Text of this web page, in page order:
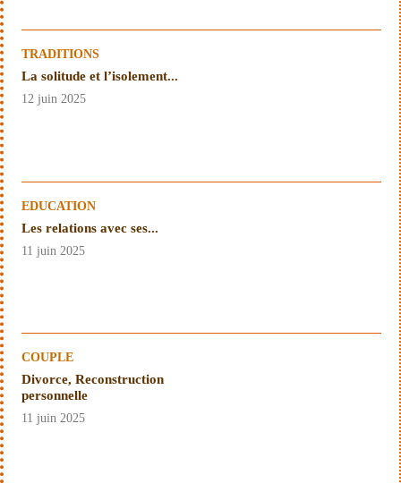
TRADITIONS
La solitude et l’isolement...
12 juin 2025
EDUCATION
Les relations avec ses...
11 juin 2025
COUPLE
Divorce, Reconstruction
personnelle
11 juin 2025